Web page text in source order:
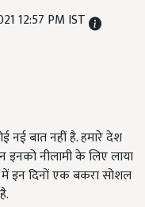
12:57 PM IST
नई बात नहीं है. हमारे देश
इनको नीलामी के लिए लाया
इन दिनों एक बकरा सोशल